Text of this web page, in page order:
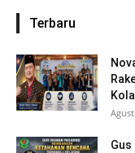
Terbaru
Gus